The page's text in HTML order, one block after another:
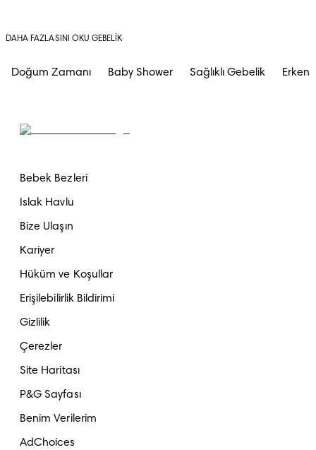
DAHA FAZLASINI OKU GEBELIK
Doğum Zamanı Baby Shower Sağlıklı Gebelik Erken
Bebek Bezleri
Islak Havlu
Bize Ulaşın
Kariyer
Hüküm ve Koşullar
Erişilebilirlik Bildirimi
Gizlilik
Çerezler
Site Haritası
P&G Sayfası
Benim Verilerim
AdChoices